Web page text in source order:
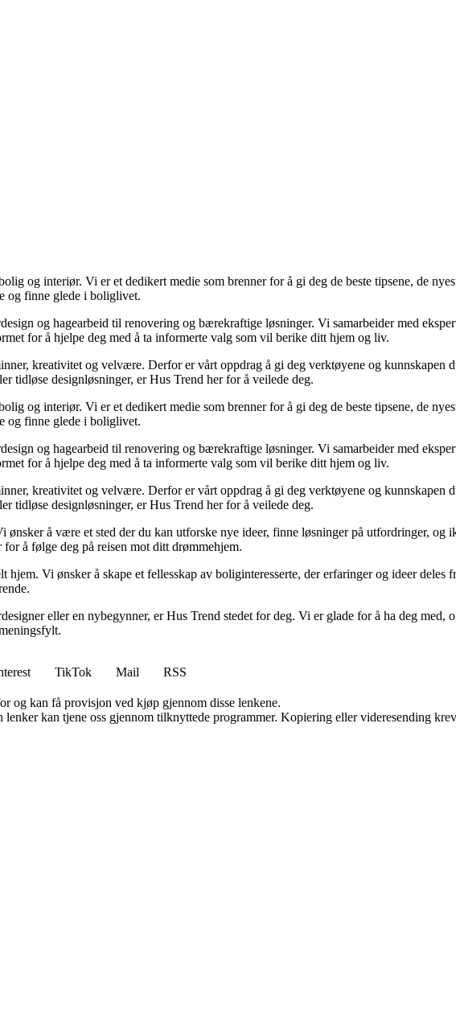
og interiør. Vi er et dedikert medie som brenner for å gi deg de beste tipsene, de
og finne glede i boliglivet.
og hagearbeid til renovering og bærekraftige løsninger. Vi samarbeider med
for å hjelpe deg med å ta informerte valg som vil berike ditt hjem og liv.
kreativitet og velvære. Derfor er vårt oppdrag å gi deg verktøyene og kunnskapen
tidløse designløsninger, er Hus Trend her for å veilede deg.
og interiør. Vi er et dedikert medie som brenner for å gi deg de beste tipsene, de
og finne glede i boliglivet.
og hagearbeid til renovering og bærekraftige løsninger. Vi samarbeider med
for å hjelpe deg med å ta informerte valg som vil berike ditt hjem og liv.
kreativitet og velvære. Derfor er vårt oppdrag å gi deg verktøyene og kunnskapen
tidløse designløsninger, er Hus Trend her for å veilede deg.
ønsker å være et sted der du kan utforske nye ideer, finne løsninger på utfordringer,
å følge deg på reisen mot ditt drømmehjem.
Vi ønsker å skape et fellesskap av boliginteresserte, der erfaringer og ideer
eller en nybegynner, er Hus Trend stedet for deg. Vi er glade for å ha deg
TikTok Mail
RSS
og kan få provisjon ved kjøp gjennom disse lenkene.
kan tjene oss gjennom tilknyttede programmer. Kopiering eller videresending